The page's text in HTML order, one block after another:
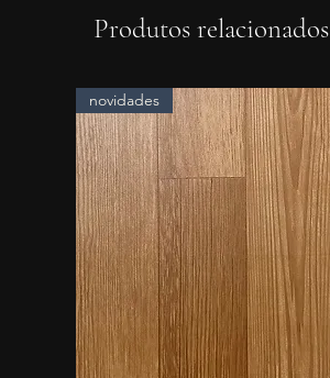
Produtos relacionados
novidades